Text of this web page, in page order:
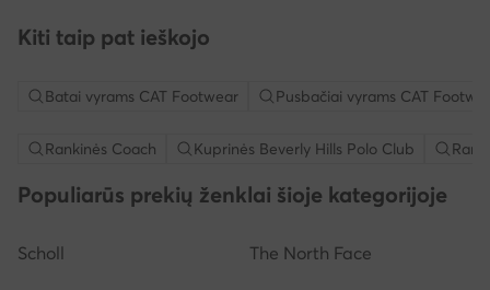
Kiti taip pat ieškojo
Batai vyrams CAT Footwear Pusbačiai vyrams CAT
Rankinės Coach Kuprinės Beverly Hills Polo Club
Populiarūs prekių ženklai šioje kategorijoje
Scholl The North Face